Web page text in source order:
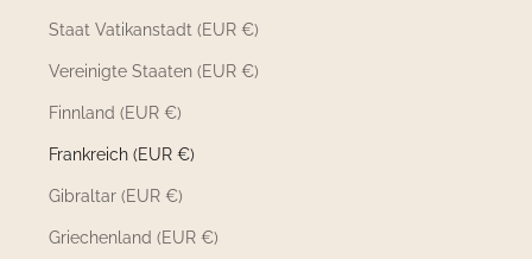
Staat Vatikanstadt (EUR €)
Vereinigte Staaten (EUR €)
Finnland (EUR €)
Frankreich (EUR €)
Gibraltar (EUR €)
Griechenland (EUR €)